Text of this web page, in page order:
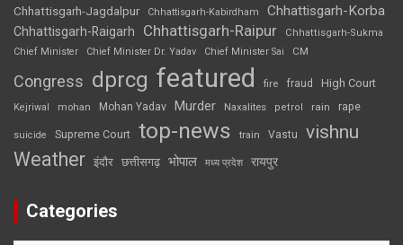
Chhattisgarh-Jagdalpur Chhattisgarh-Kabirdham Chhattisgarh-Korba
Chhattisgarh-Raigarh Chhattisgarh-Raipur
Chhattisgarh-Sukma
Chief Minister
Chief Minister Dr. Yadav Chief Minister Sai CM
Congress dprcg featured fire fraud High Court
Kejriwal mohan Mohan Yadav Murder Naxalites petrol rain rape
suicide Supreme Court top-news train Vastu vishnu
Weather इंदौर छत्तीसगढ़ भोपाल मध्य प्रदेश रायपुर
Categories